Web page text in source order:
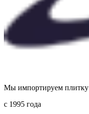
Мы импортируем плитку
c 1995 года